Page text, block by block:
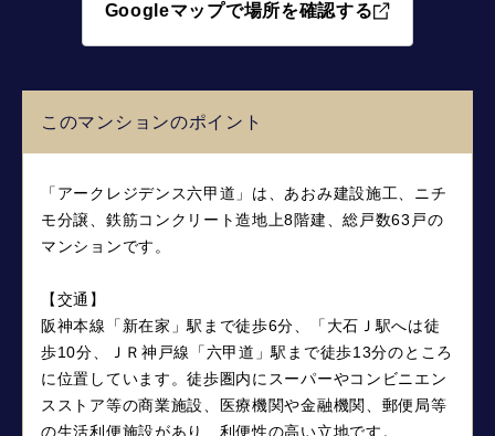
Googleマップで場所を確認する
このマンションのポイント
「アークレジデンス六甲道」は、あおみ建設施工、ニチ
モ分譲、鉄筋コンクリート造地上8階建、総戸数63戸の
マンションです。
【交通】
阪神本線「新在家」駅まで徒歩6分、「大石Ｊ駅へは徒
歩10分、ＪＲ神戸線「六甲道」駅まで徒歩13分のところ
に位置しています。徒歩圏内にスーパーやコンビニエン
スストア等の商業施設、医療機関や金融機関、郵便局等
の生活利便施設があり、利便性の高い立地です。